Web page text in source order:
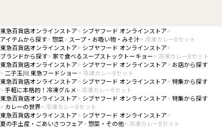
東急百貨店オンラインストア
シブヤフード オンラインストア
アイテムから探す
惣菜 スープ・お吸い物・みそ汁
冷凍カレー8セット
東急百貨店オンラインストア
シブヤフード オンラインストア
ブランドから探す
家で食べるスープストックトーキョー
冷凍カレー8セット
東急百貨店オンラインストア
シブヤフード オンラインストア
お店から探す
二子玉川 東急フードショー
冷凍カレー8セット
東急百貨店オンラインストア
シブヤフード オンラインストア
特集から探す
手軽に本格的！冷凍グルメ
冷凍カレー8セット
東急百貨店オンラインストア
シブヤフード オンラインストア
特集から探す
カレーの世界
冷凍カレー8セット
東急百貨店オンラインストア
シブヤフード オンラインストア
夏の手土産・ごあいさつフェア
惣菜・その他 冷凍カレー8セット